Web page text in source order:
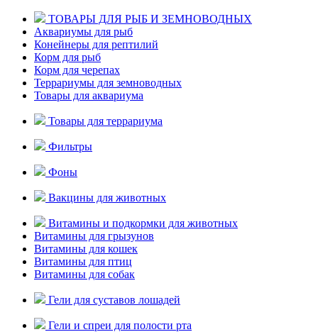
ТОВАРЫ ДЛЯ РЫБ И ЗЕМНОВОДНЫХ
Аквариумы для рыб
Конейнеры для рептилий
Корм для рыб
Корм для черепах
Террариумы для земноводных
Товары для аквариума
Товары для террариума
Фильтры
Фоны
Вакцины для животных
Витамины и подкормки для животных
Витамины для грызунов
Витамины для кошек
Витамины для птиц
Витамины для собак
Гели для суставов лошадей
Гели и спреи для полости рта